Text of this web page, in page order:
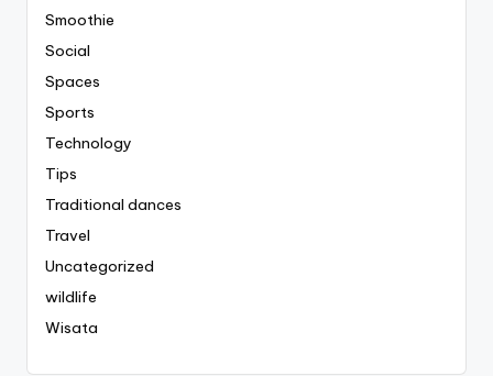
Smoothie
Social
Spaces
Sports
Technology
Tips
Traditional dances
Travel
Uncategorized
wildlife
Wisata